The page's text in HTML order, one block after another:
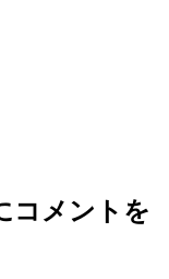
コメントを